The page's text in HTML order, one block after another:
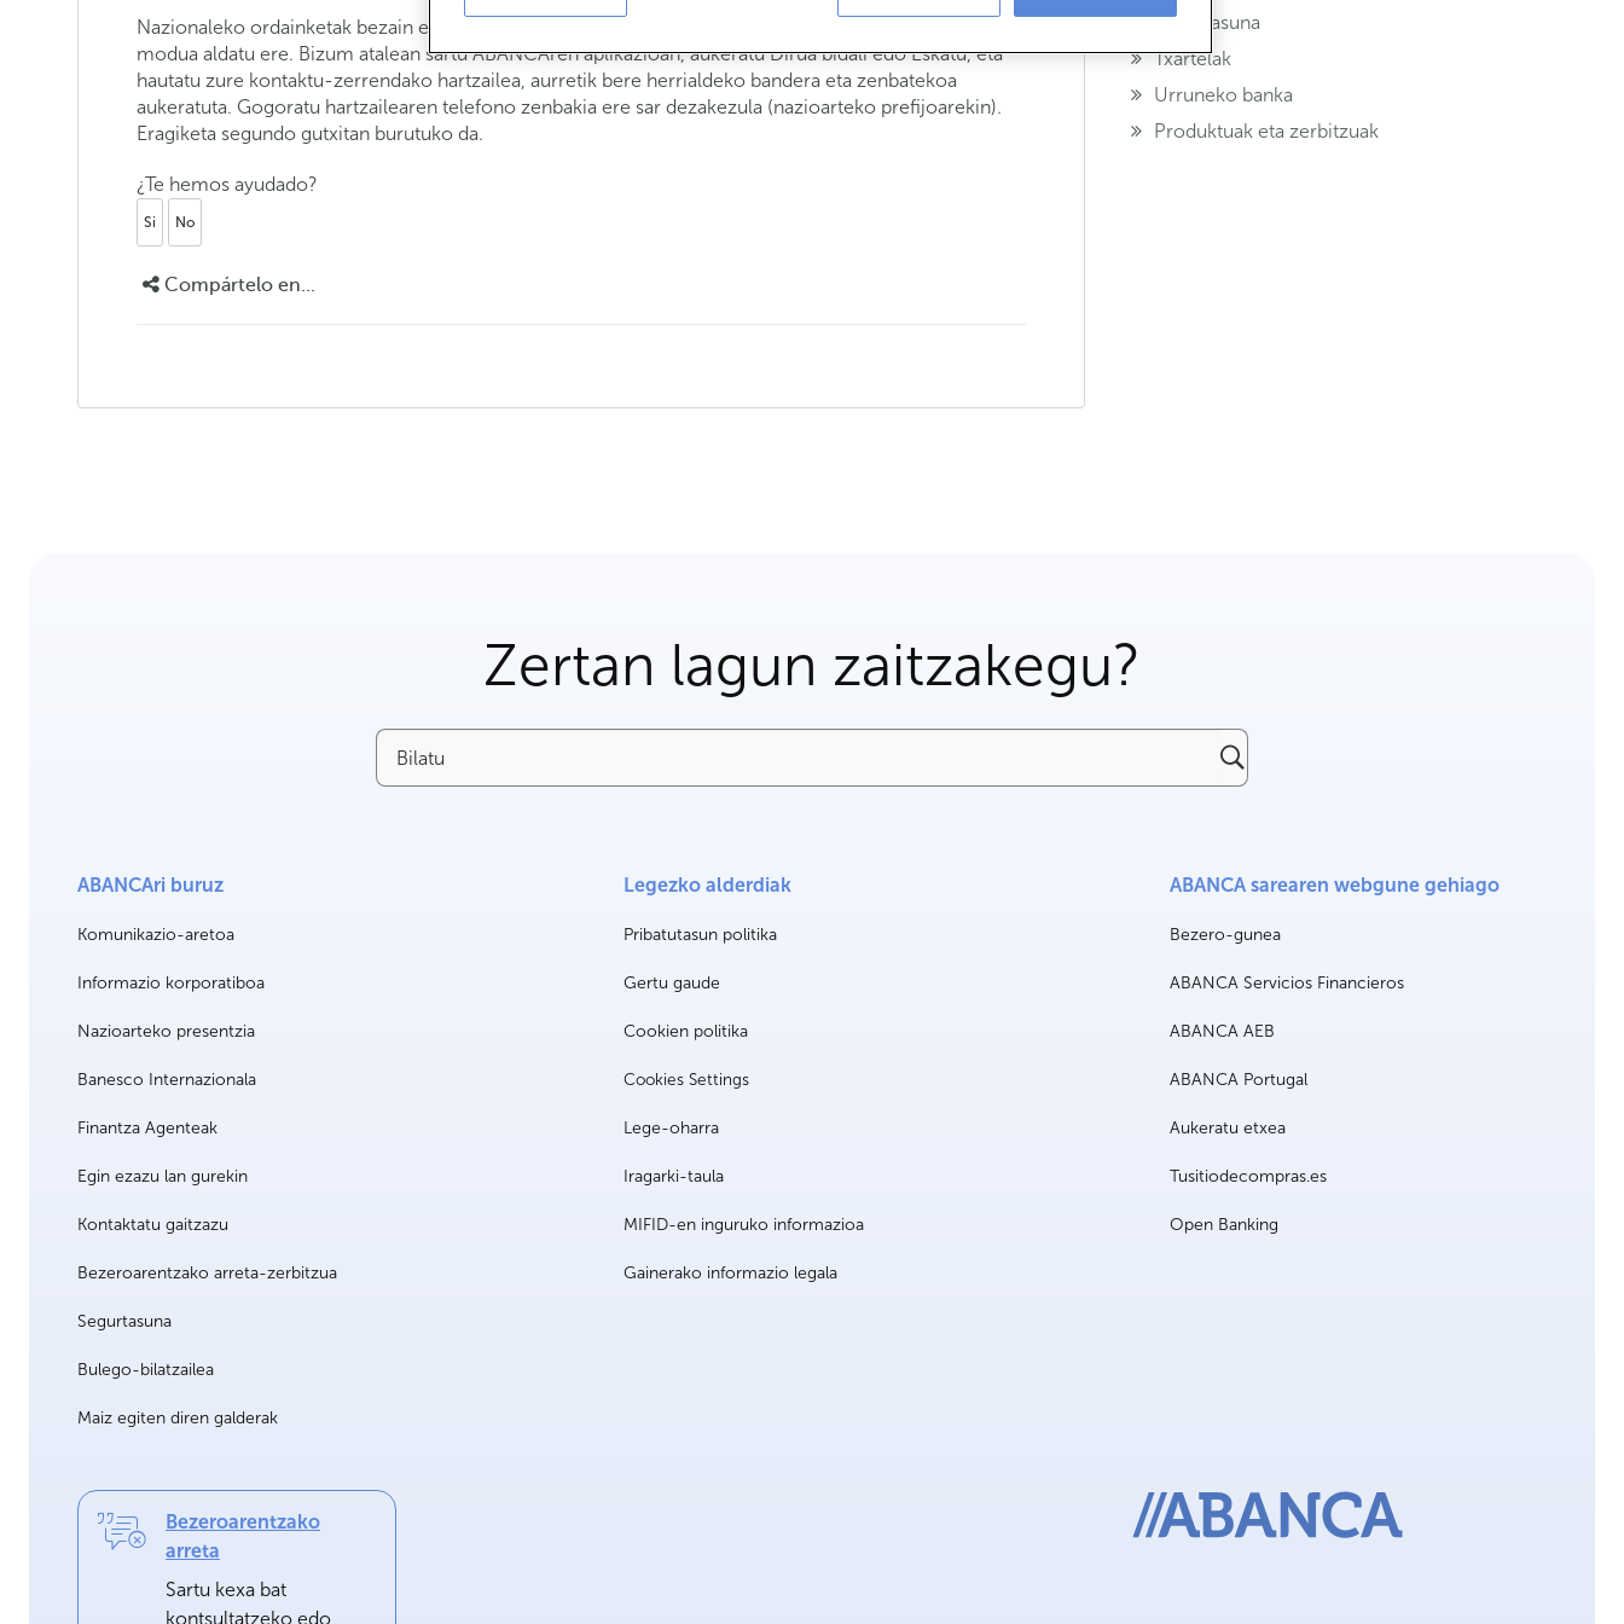
Nazionaleko ordainketak bezain erraza da. Ez duzu aplikazioa eguneratu behar, ezta eragiketa egiteko
modua aldatu ere. Bizum atalean sartu ABANCAren aplikazioan, aukeratu Dirua bidali edo Eskatu, eta
hautatu zure kontaktu-zerrendako hartzailea, aurretik bere herrialdeko bandera eta zenbatekoa
aukeratuta. Gogoratu hartzailearen telefono zenbakia ere sar dezakezula (nazioarteko prefijoarekin).
Eragiketa segundo gutxitan burutuko da.
¿Te hemos ayudado?
Si No
Compártelo en...
Segurtasuna
Txartelak
Urruneko banka
Produktuak eta zerbitzuak
Zertan lagun zaitzakegu?
Bilatu
ABANCAri buruz
Komunikazio-aretoa
Informazio korporatiboa
Nazioarteko presentzia
Banesco Internazionala
Finantza Agenteak
Egin ezazu lan gurekin
Kontaktatu gaitzazu
Bezeroarentzako arreta-zerbitzua
Segurtasuna
Bulego-bilatzailea
Maiz egiten diren galderak
Legezko alderdiak
Pribatutasun politika
Gertu gaude
Cookien politika
Cookies Settings
Lege-oharra
Iragarki-taula
MIFID-en inguruko informazioa
Gainerako informazio legala
ABANCA sarearen webgune gehiago
Bezero-gunea
ABANCA Servicios Financieros
ABANCA AEB
ABANCA Portugal
Aukeratu etxea
Tusitiodecompras.es
Open Banking
Bezeroarentzako
arreta
Sartu kexa bat
kontsultatzeko edo